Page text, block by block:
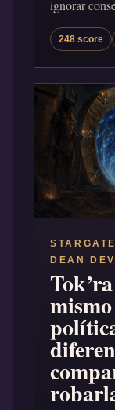
ignorar
248 score
DEAN